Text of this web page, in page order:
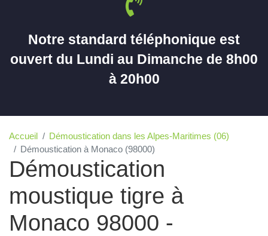
Notre standard téléphonique est
ouvert du Lundi au Dimanche de 8h00
à 20h00
Accueil
Démoustication dans les Alpes-Maritimes (06)
Démoustication à Monaco (98000)
Démoustication
moustique tigre à
Monaco 98000 -